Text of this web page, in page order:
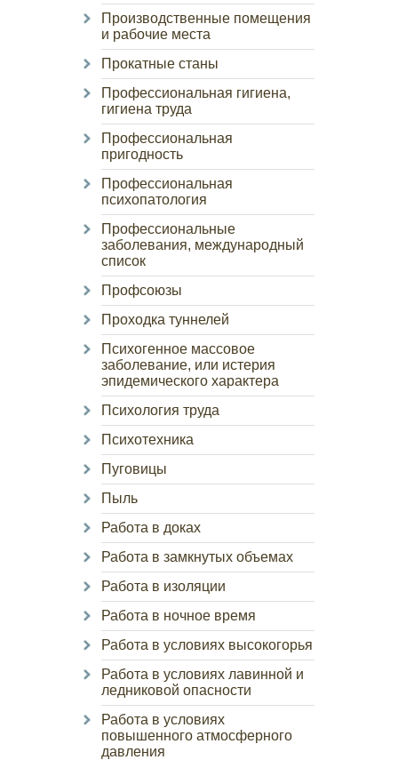
Производственные помещения
и рабочие места
Прокатные станы
Профессиональная гигиена,
гигиена труда
Профессиональная
пригодность
Профессиональная
психопатология
Профессиональные
заболевания, международный
список
Профсоюзы
Проходка туннелей
Психогенное массовое
заболевание, или истерия
эпидемического характера
Психология труда
Психотехника
Пуговицы
Пыль
Работа в доках
Работа в замкнутых объемах
Работа в изоляции
Работа в ночное время
Работа в условиях высокогорья
Работа в условиях лавинной и
ледниковой опасности
Работа в условиях
повышенного атмосферного
давления